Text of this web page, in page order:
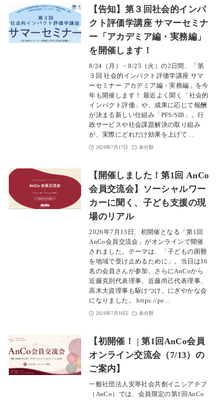
【告知】第３回社会的インパ
クト評価学講座 サマーセミナ
ー「アカデミア編・実務編」
を開催します！
8/24（月）・8/25（火）の2日間、「第
３回 社会的インパクト評価学講座 サマ
ーセミナー アカデミア編・実務編」を今
年も開催します！ 最近よく聞く「社会的
インパクト評価」や、成果に応じて報酬
が決まる新しい仕組み「PFS/SIB」。行
政サービスや社会課題解決の取り組み
が、実際にどれだけ効果を上げて…
2026年7月17日 未分類
【開催しました！第1回 AnCo
会員交流会】ソーシャルワー
カーに聞く、子ども支援の現
場のリアル
2026年7月13日、初開催となる「第1回
AnCo会員交流会」がオンラインで開催
されました。テーマは、「子どもの困難
を地域で受け止めるために」。当日は16
名の会員さんが参加。さらにAnCoから
近藤克則代表理事、近藤尚己代表理事、
高木大資理事も駆けつけ、にぎやかな会
になりました。 https://pe…
2026年7月16日 未分類
【初開催！ | 第1回AnCo会員
オンライン交流会（7/13）の
ご案内】
一般社団法人安寧社会共創イニシアチブ
（AnCo）では、会員限定の第1回AnCo